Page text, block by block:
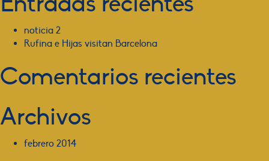
noticia 2
Rufina e Hijas visitan Barcelona
Comentarios recientes
Archivos
febrero 2014